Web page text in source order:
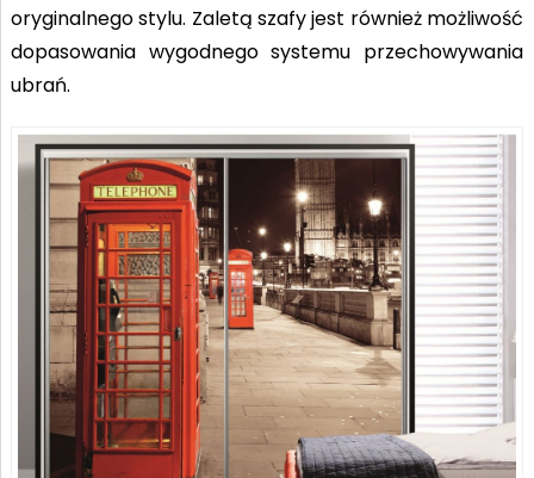
oryginalnego stylu. Zaletą szafy jest również możliwość
dopasowania wygodnego systemu przechowywania
ubrań.